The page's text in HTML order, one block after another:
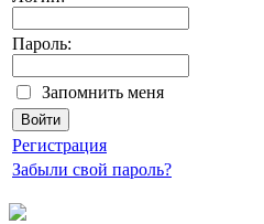
Пароль:
Запомнить меня
Регистрация
Забыли свой пароль?